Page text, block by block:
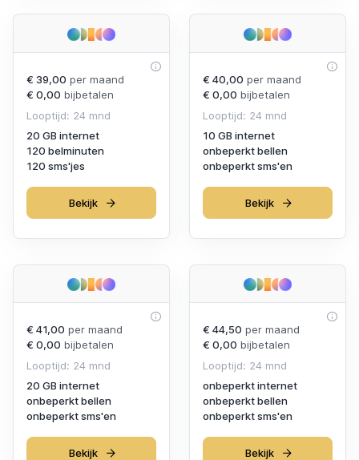
€ 39,00 per maand
€ 0,00 bijbetalen
Looptijd: 24 mnd
20 GB internet
120 belminuten
120 sms'jes
Bekijk
€ 40,00 per maand
€ 0,00 bijbetalen
Looptijd: 24 mnd
10 GB internet
onbeperkt bellen
onbeperkt sms'en
Bekijk
€ 41,00 per maand
€ 0,00 bijbetalen
Looptijd: 24 mnd
20 GB internet
onbeperkt bellen
onbeperkt sms'en
Bekijk
€ 44,50 per maand
€ 0,00 bijbetalen
Looptijd: 24 mnd
onbeperkt internet
onbeperkt bellen
onbeperkt sms'en
Bekijk